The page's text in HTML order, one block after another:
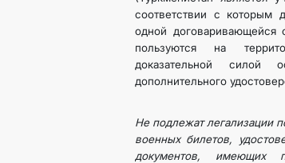
соответствии с которым
одной договаривающейся
пользуются на
доказательной силой
дополнительного
Не подлежат легализации
военных билетов,
документов, имеющих